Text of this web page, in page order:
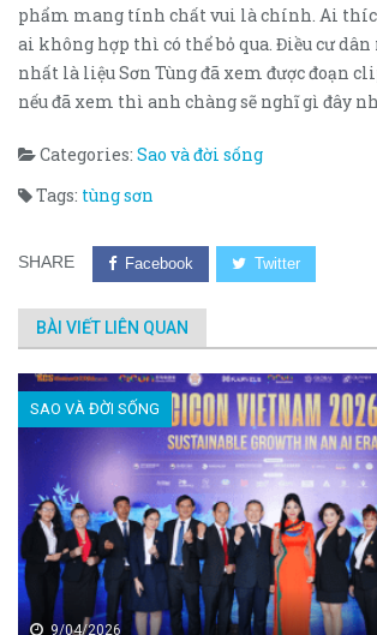
phẩm mang tính chất vui là chính. Ai
ai không hợp thì có thể bỏ qua. Điều cư
nhất là liệu Sơn Tùng đã xem được đoạn
nếu đã xem thì anh chàng sẽ nghĩ gì đây
Categories: Sao và đời sống
Tags: tùng sơn
SHARE Facebook Twitter
BÀI VIẾT LIÊN QUAN
SAO VÀ ĐỜI SỐNG
9/04/2026